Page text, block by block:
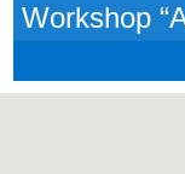
Workshop